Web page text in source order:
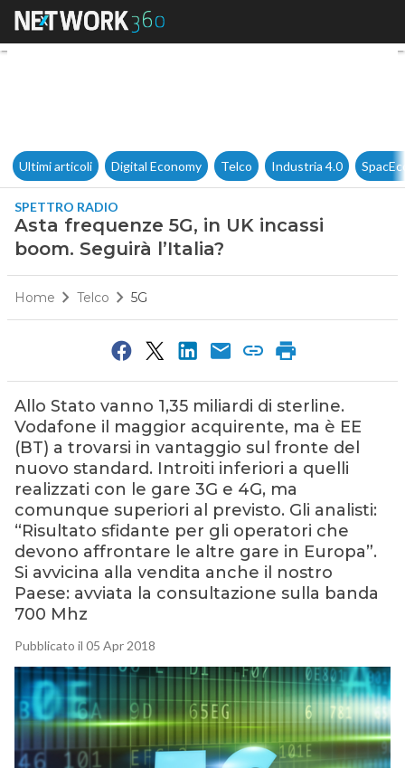
Asta frequenze 5G, in UK
Ultimi articoli Digital Economy Telco Industria 4.0
SPETTRO RADIO
Asta frequenze 5G, in UK incassi
boom. Seguirà l’Italia?
Home Telco 5G
Allo Stato vanno 1,35 miliardi di sterline.
Vodafone il maggior acquirente, ma è EE
(BT) a trovarsi in vantaggio sul fronte del
nuovo standard. Introiti inferiori a quelli
realizzati con le gare 3G e 4G, ma
comunque superiori al previsto. Gli analisti:
“Risultato sfidante per gli operatori che
devono affrontare le altre gare in Europa”.
Si avvicina alla vendita anche il nostro
Paese: avviata la consultazione sulla banda
700 Mhz
Pubblicato il 05 Apr 2018